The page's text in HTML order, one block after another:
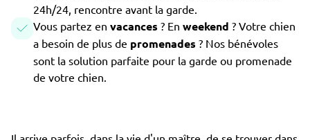
24h/24, rencontre avant la garde.
Vous partez en vacances ? En weekend ? Votre chien
a besoin de plus de promenades ? Nos bénévoles
sont la solution parfaite pour la garde ou promenade
de votre chien.